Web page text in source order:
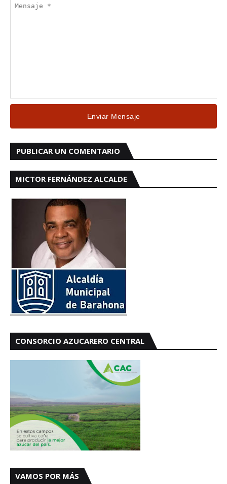
PUBLICAR UN COMENTARIO
MICTOR FERNÁNDEZ ALCALDE
CONSORCIO AZUCARERO CENTRAL
VAMOS POR MÁS